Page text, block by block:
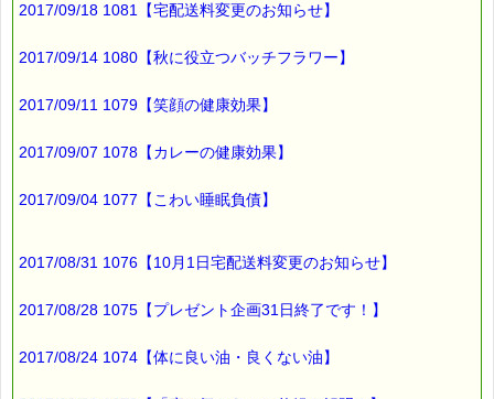
▼あなたにぴったりのバッチフラワーが見つかる－選び方ガイド
https://pass-thyme.com/office/intro1.asp
https://www.facebook.com/pass.thyme.bach.flower
■宅配送料値上げについて ━━☆
ヤマト運輸の宅急便が
2017/09/18 1081【宅配送料変更のお知らせ】
2017/09/14 1080【秋に役立つバッチフラワー】
2017/09/11 1079【笑顔の健康効果】
2017/09/07 1078【カレーの健康効果】
2017/09/04 1077【こわい睡眠負債】
2017/08/31 1076【10月1日宅配送料変更のお知らせ】
2017/08/28 1075【プレゼント企画31日終了です！】
2017/08/24 1074【体に良い油・良くない油】